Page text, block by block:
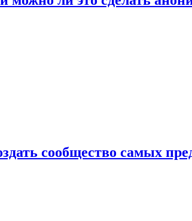
сообщество самых